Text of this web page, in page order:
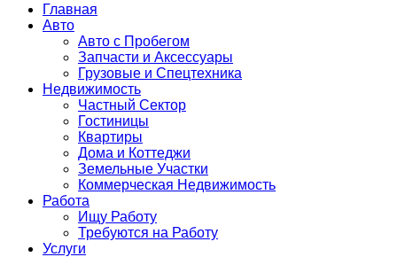
Главная
Авто
Авто с Пробегом
Запчасти и Аксессуары
Грузовые и Спецтехника
Недвижимость
Частный Сектор
Гостиницы
Квартиры
Дома и Коттеджи
Земельные Участки
Коммерческая Недвижимость
Работа
Ищу Работу
Требуются на Работу
Услуги